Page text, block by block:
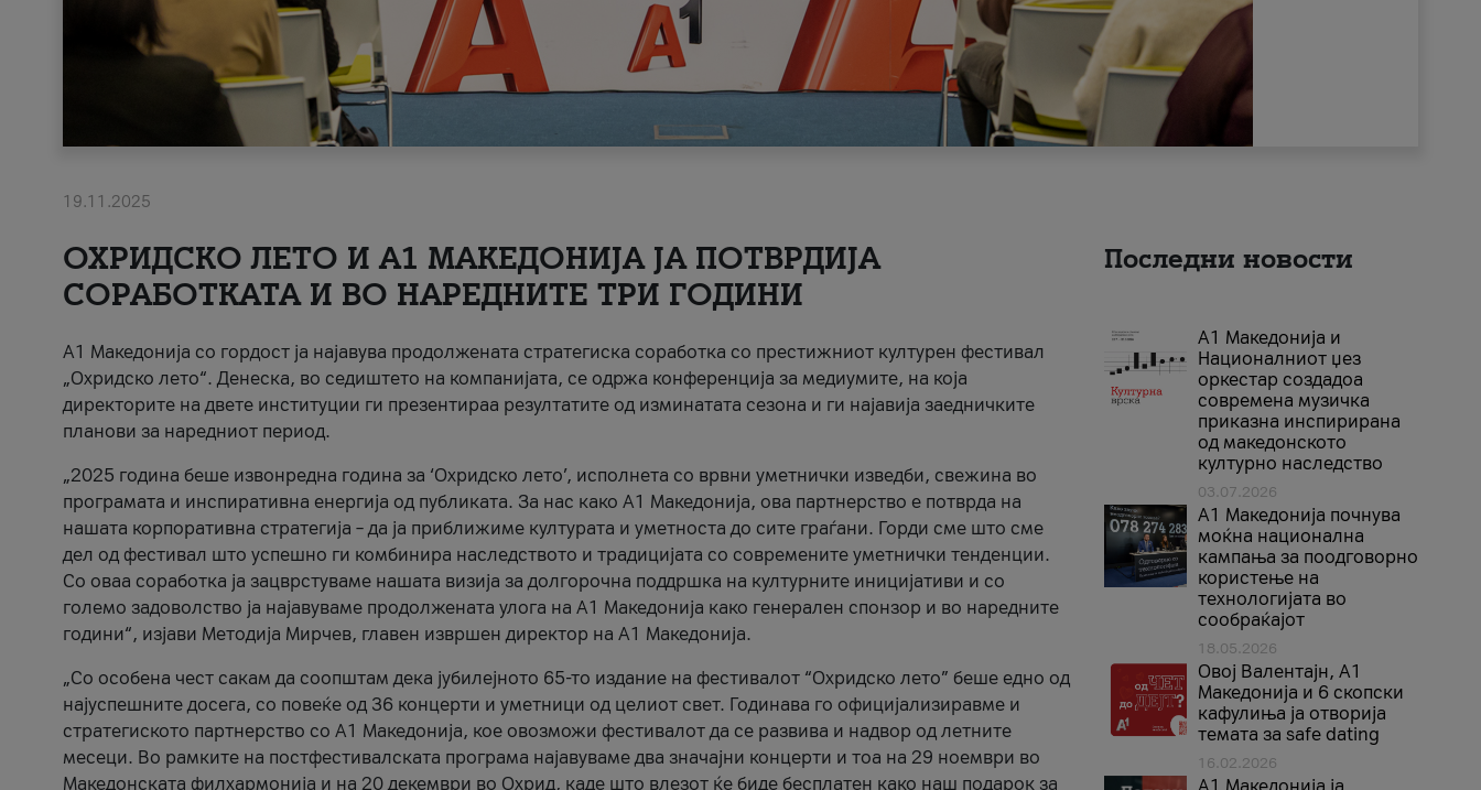
19.11.2025
ОХРИДСКО ЛЕТО И A1 МАКЕДОНИЈА ЈА ПОТВРДИЈА
СОРАБОТКАТА И ВО НАРЕДНИТЕ ТРИ ГОДИНИ
A1 Македонија со гордост ја најавува продолжената стратегиска соработка со престижниот културен фестивал
„Охридско лето“. Денеска, во седиштето на компанијата, се одржа конференција за медиумите, на која
директорите на двете институции ги презентираа резултатите од изминатата сезона и ги најавија заедничките
планови за наредниот период.
„2025 година беше извонредна година за ‘Охридско лето’, исполнета со врвни уметнички изведби, свежина во
програмата и инспиративна енергија од публиката. За нас како A1 Македонија, ова партнерство е потврда на
нашата корпоративна стратегија – да ја приближиме културата и уметноста до сите граѓани. Горди сме што сме
дел од фестивал што успешно ги комбинира наследството и традицијата со современите уметнички тенденции.
Со оваа соработка ја зацврстуваме нашата визија за долгорочна поддршка на културните иницијативи и со
големо задоволство ја најавуваме продолжената улога на A1 Македонија како генерален спонзор и во наредните
години“, изјави Методија Мирчев, главен извршен директор на A1 Македонија.
„Со особена чест сакам да соопштам дека јубилејното 65-то издание на фестивалот “Охридско лето” беше едно од
најуспешните досега, со повеќе од 36 концерти и уметници од целиот свет. Годинава го официјализиравме и
стратегиското партнерство со А1 Македонија, кое овозможи фестивалот да се развива и надвор од летните
месеци. Во рамките на постфестивалската програма најавуваме два значајни концерти и тоа на 29 ноември во
Македонската филхармонија и на 20 декември во Охрид, каде што влезот ќе биде бесплатен како наш подарок за
Последни новости
А1 Македонија и
Националниот џез
оркестар создадоа
современа музичка
приказна инспирирана
од македонското
културно наследство
03.07.2026
A1 Македонија почнува
моќна национална
кампања за поодговорно
користење на
технологијата во
сообраќајот
18.05.2026
Овој Валентајн, A1
Македонија и 6 скопски
кафулиња ја отворија
темата за safe dating
16.02.2026